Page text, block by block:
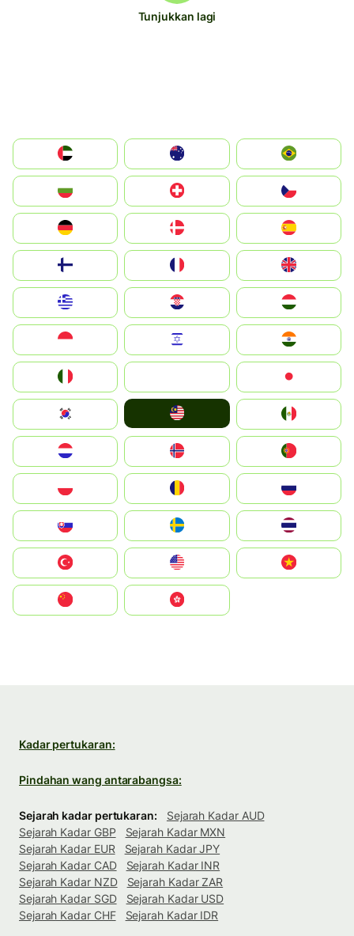
Tunjukkan lagi
الإمارات العربية المتحدة
Switzerland
Deutschland
United Kingdom
Magyarország
South Korea
United States
中國香港特別行政區
Kadar pertukaran:
Pindahan wang antarabangsa:
Sejarah kadar pertukaran:
Sejarah Kadar AUD
Sejarah Kadar GBP
Sejarah Kadar MXN
Sejarah Kadar EUR
Sejarah Kadar JPY
Sejarah Kadar CAD
Sejarah Kadar INR
Sejarah Kadar NZD
Sejarah Kadar ZAR
Sejarah Kadar SGD
Sejarah Kadar USD
Sejarah Kadar CHF
Sejarah Kadar IDR